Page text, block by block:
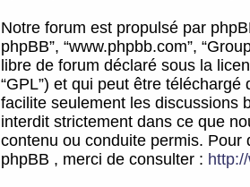
Notre forum est propulsé par
phpBB”, “www.phpbb.com”,
libre de forum déclaré sous la
“GPL”) et qui peut être téléchargé
facilite seulement les discussions
interdit strictement dans ce que
contenu ou conduite permis.
phpBB , merci de consulter :